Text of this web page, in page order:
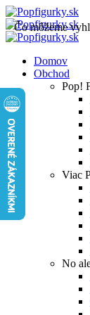
Domov
Obchod
Pop!
Viac
No
Čo môžeme